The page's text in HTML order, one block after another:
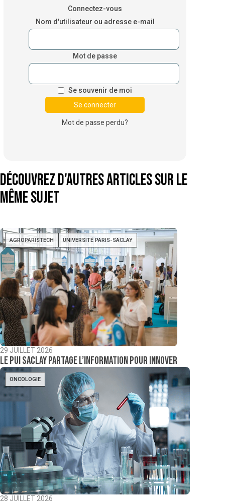
Connectez-vous
Nom d'utilisateur ou adresse e-mail
Mot de passe
Se souvenir de moi
Mot de passe perdu?
Découvrez d'autres articles sur le
même sujet
AGROPARISTECH UNIVERSITÉ PARIS-SACLAY
29 JUILLET 2026
Le PUI Saclay partage l’information pour innover
ONCOLOGIE
28 JUILLET 2026